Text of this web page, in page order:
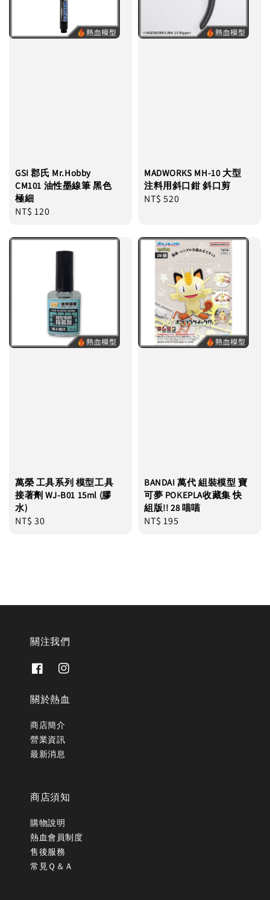
GSI 郡氏 Mr.Hobby
CM101 油性墨線筆 黑色
極細
Regular
NT$ 120
MADWORKS MH-10 大型
注料用斜口鉗 斜口剪
Regular
NT$ 520
萬榮 工具系列 模型工具
接著劑 WJ-B01 15ml (膠
水)
Regular
NT$ 30
BANDAI 萬代 組裝模型 寶
可夢 POKEPLA收藏集 快
組版!! 28 喵喵
Regular
NT$ 195
關注我們
關於熱血
商店簡介
營業資訊
最新消息
商店須知
購物說明
熱血會員制度
售後服務
常見Ｑ＆Ａ